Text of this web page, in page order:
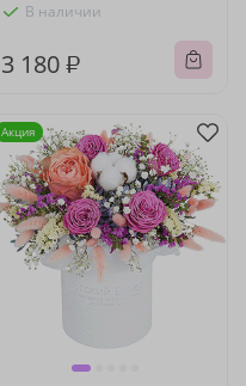
В наличии
3 180 ₽
Акция